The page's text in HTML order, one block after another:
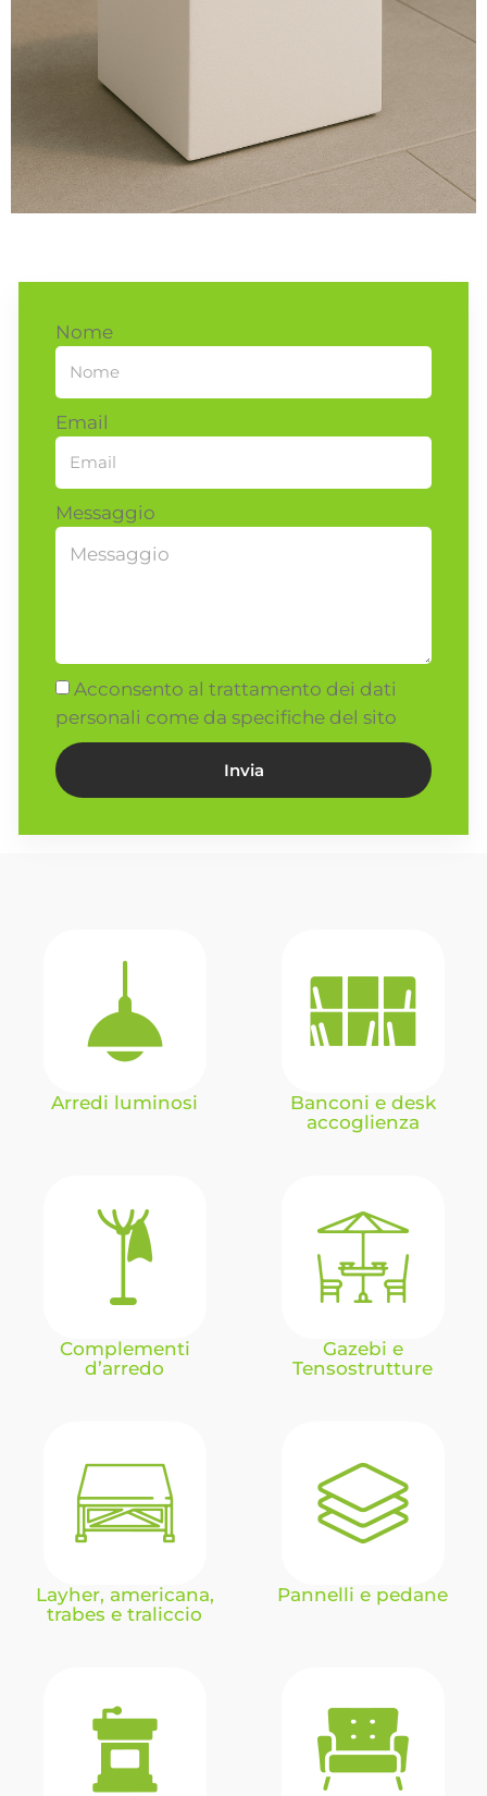
Nome
Email
Messaggio
Acconsento al trattamento dei dati
personali come da specifiche del sito
Invia
Arredi luminosi
Banconi e desk
accoglienza
Complementi
d’arredo
Gazebi e
Tensostrutture
Layher, americana,
trabes e traliccio
Pannelli e pedane